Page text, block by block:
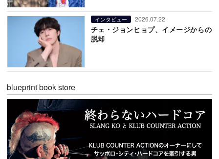
インタビュー 2026.07.22
チェ・ジョンヒョプ、イメージからの
脱却
blueprint book store